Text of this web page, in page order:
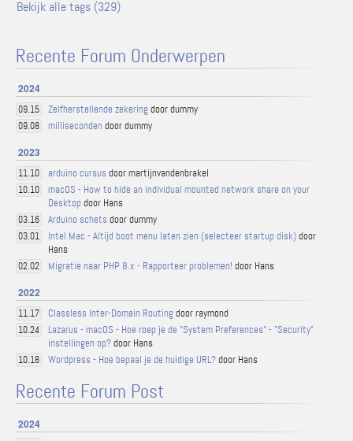
Bekijk alle tags (329)
Recente Forum Onderwerpen
2024
09.15 Zelfherstellende zekeringdoor dummy
09.08 milliseconden door dummy
2023
11.10 arduino cursus door martijnvandenbrakel
10.10
macOS - How to hide an individual mounted network share on your
Desktop door Hans
03.16 Arduino schets door dummy
03.01 Intel Mac - Altijd boot menu laten zien (selecteer startup disk)door
Hans
02.02 Migratie naar PHP 8.x - Rapporteer problemen! door Hans
2022
11.17 Classless Inter-Domain Routingdoor raymond
10.24
Lazarus - macOS - Hoe roep je de "System Preferences" - "Security"
instellingen op?door Hans
10.18 Wordpress - Hoe bepaal je de huidige URL?door Hans
Recente Forum Post
2024